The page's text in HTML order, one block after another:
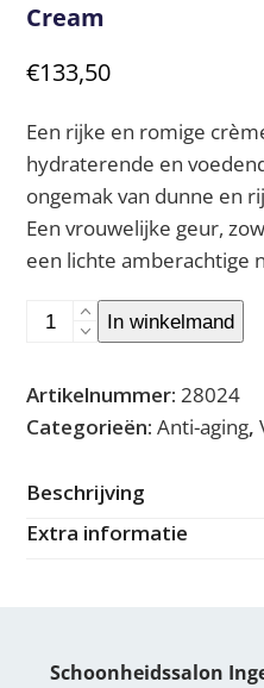
Cream
€133,50
Een rijke en romige
hydraterende en
ongemak van dunne en
Een vrouwelijke geur,
een lichte amberachtige
Time
Wrinkle
Firming
Cream
aantal
In winkelmand
Artikelnummer:28024
Categorieën:Anti-aging,
Beschrijving
Extra informatie
Schoonheidssalon